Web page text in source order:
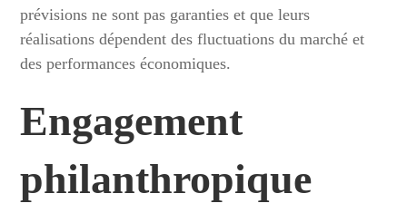
prévisions ne sont pas garanties et que leurs
réalisations dépendent des fluctuations du marché et
des performances économiques.
Engagement
philanthropique